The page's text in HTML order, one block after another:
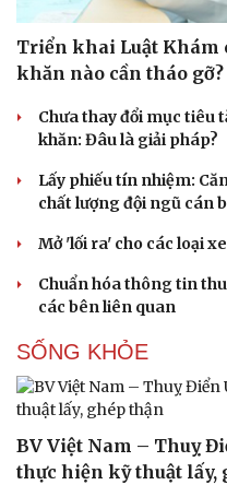
Văn hóa
Sân khấu - Điện ảnh
Âm nhạc
Di sản
Triển khai Luật Khám
khăn nào cần tháo gỡ?
Chưa thay đổi mục tiêu
khăn: Đâu là giải pháp?
Lấy phiếu tín nhiệm:
chất lượng đội ngũ cán
Mở 'lối ra' cho các loại
Chuẩn hóa thông tin
các bên liên quan
SỐNG KHỎE
BV Việt Nam – Thuỵ
thực hiện kỹ thuật lấy,